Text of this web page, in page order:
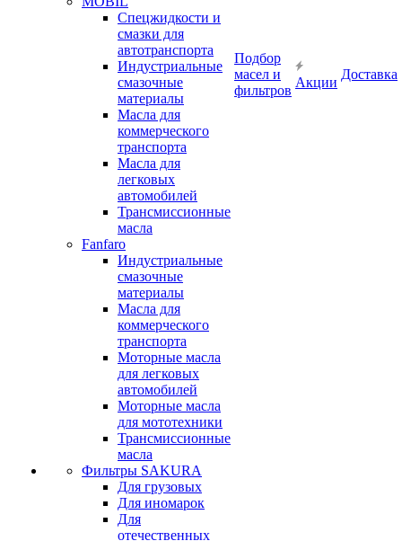
Cпецжидкости и
смазки для
автотранспорта
Индустриальные
смазочные
материалы
Масла для
коммерческого
транспорта
Масла для
легковых
автомобилей
Трансмиссионные
масла
Fanfaro
Индустриальные
смазочные
материалы
Масла для
коммерческого
транспорта
Моторные масла
для легковых
автомобилей
Моторные масла
для мототехники
Трансмиссионные
масла
Фильтры SAKURA
Для грузовых
Для иномарок
Для
отечественных
Подбор
масел и
фильтров
Акции
Доставка